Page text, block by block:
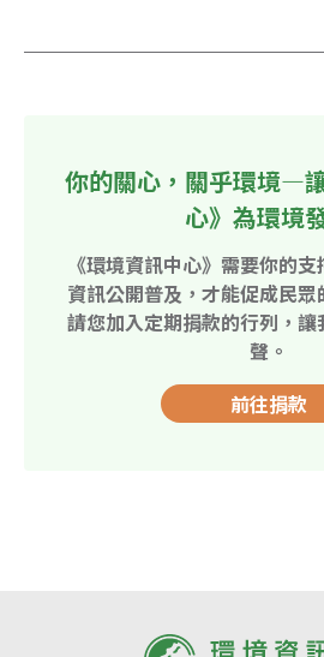
你的關心，關乎環境—
心》為環境
《環境資訊中心》需要你的
資訊公開普及，才能促成民
請您加入定期捐款的行列，
聲。
前往捐款